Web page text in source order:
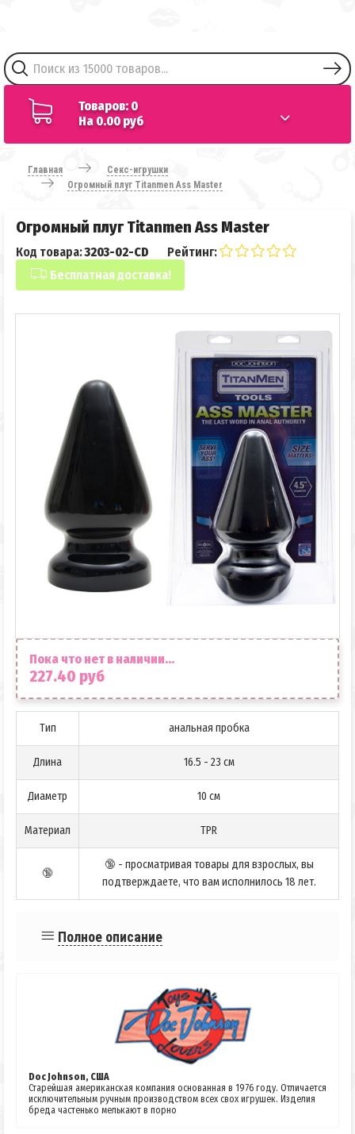
Товаров: 0
На 0.00 руб
Главная
Секс-игрушки
Огромный плуг Titanmen Ass Master
Огромный плуг Titanmen Ass Master
Код товара:3203-02-CD
Рейтинг:
Бесплатная доставка!
Пока что нет в наличии...
227.40 руб
Тип анальная пробка
Длина 16.5 - 23 см
Диаметр 10 см
Материал TPR
🔞
🔞 - просматривая товары для взрослых, вы
подтверждаете, что вам исполнилось 18 лет.
Полное описание
Doc Johnson, США
Старейшая американская компания основанная в 1976 году. Отличается
исключительным ручным производством всех свох игрушек. Изделия
бреда частенько мелькают в порно